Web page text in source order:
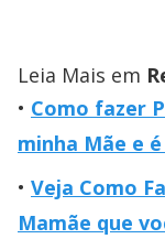
Leia Mais em
Como fazer
minha Mãe e
Veja Como
Mamãe que